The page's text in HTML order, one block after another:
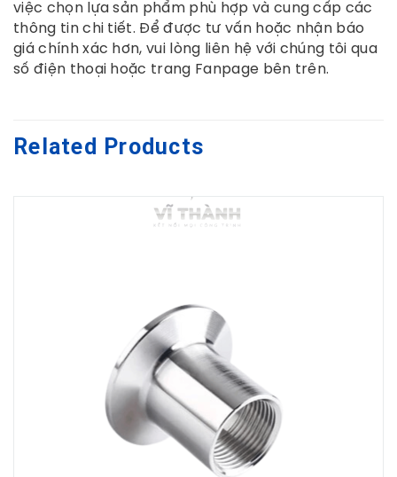
việc chọn lựa sản phẩm phù hợp và cung cấp các
thông tin chi tiết. Để được tư vấn hoặc nhận báo
giá chính xác hơn, vui lòng liên hệ với chúng tôi qua
số điện thoại hoặc trang Fanpage bên trên.
Related Products